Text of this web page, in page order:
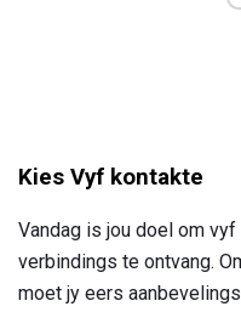
Kies Vyf kontakte
Vandag is jou doel om
verbindings te ontvang.
moet jy eers